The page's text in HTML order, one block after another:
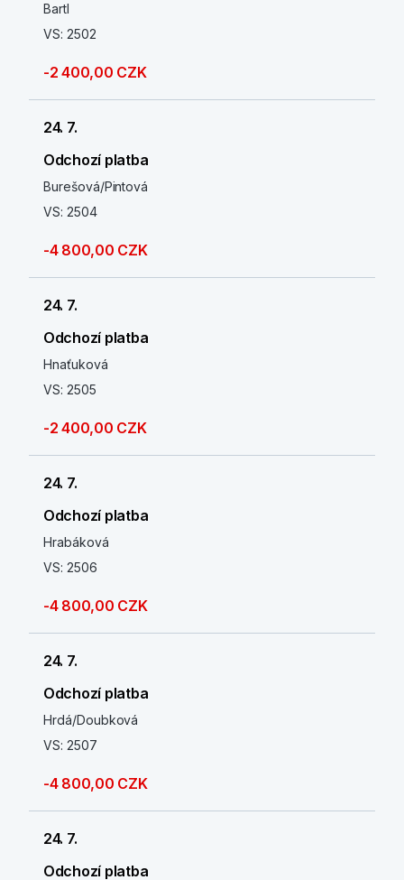
Bartl
VS: 2502
-2 400,00 CZK
24. 7.
Odchozí platba
Burešová/Pintová
VS: 2504
-4 800,00 CZK
24. 7.
Odchozí platba
Hnaťuková
VS: 2505
-2 400,00 CZK
24. 7.
Odchozí platba
Hrabáková
VS: 2506
-4 800,00 CZK
24. 7.
Odchozí platba
Hrdá/Doubková
VS: 2507
-4 800,00 CZK
24. 7.
Odchozí platba